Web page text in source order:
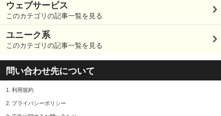
ウェブサービス
このカテゴリの記事一覧を見る
ユニーク系
このカテゴリの記事一覧を見る
問い合わせ先について
1. 利用規約
2. プライバシーポリシー